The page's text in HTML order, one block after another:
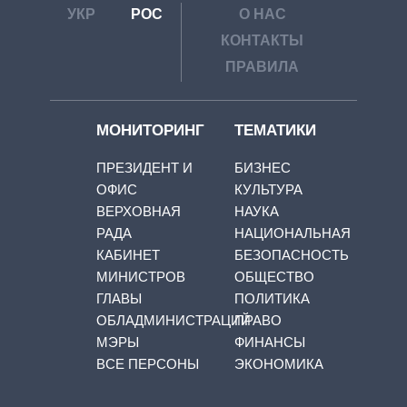
УКР РОС
О НАС
КОНТАКТЫ
ПРАВИЛА
МОНИТОРИНГ
ПРЕЗИДЕНТ И
ОФИС
ВЕРХОВНАЯ
РАДА
КАБИНЕТ
МИНИСТРОВ
ГЛАВЫ
ОБЛАДМИНИСТРАЦИЙ
МЭРЫ
ВСЕ ПЕРСОНЫ
ТЕМАТИКИ
БИЗНЕС
КУЛЬТУРА
НАУКА
НАЦИОНАЛЬНАЯ
БЕЗОПАСНОСТЬ
ОБЩЕСТВО
ПОЛИТИКА
ПРАВО
ФИНАНСЫ
ЭКОНОМИКА